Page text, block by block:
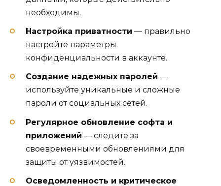
необходимы.
Настройка приватности — правильно
настройте параметры
конфиденциальности в аккаунте.
Создание надежных паролей —
используйте уникальные и сложные
пароли от социальных сетей.
Регулярное обновление софта и
приложений — следите за
своевременными обновлениями для
защиты от уязвимостей.
Осведомленность и критическое